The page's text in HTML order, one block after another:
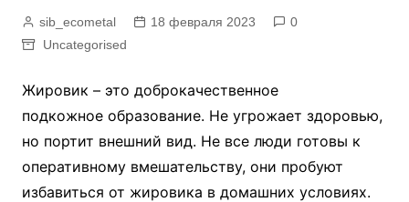
sib_ecometal 18 февраля 2023
0
Uncategorised
Жировик – это доброкачественное
подкожное образование. Не угрожает здоровью,
но портит внешний вид. Не все люди готовы к
оперативному вмешательству, они пробуют
избавиться от жировика в домашних условиях.